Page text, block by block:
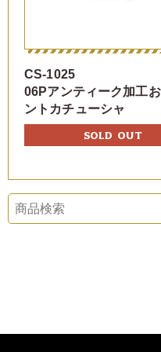
CS-1025
06Pアンティーク加工
ントカチューシャ
SOLD OUT